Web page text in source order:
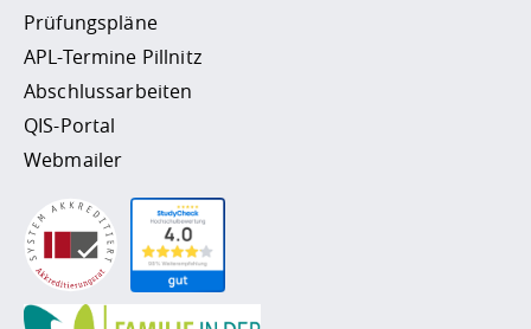
Prüfungspläne
APL-Termine Pillnitz
Abschlussarbeiten
QIS-Portal
Webmailer